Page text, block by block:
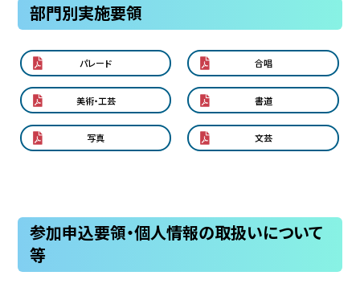
部門情報
生徒実行委員会
宿泊サポート
観光情報
部門別実施要領
パレード 合唱
美術・工芸 書道
写真 文芸
参加申込要領・個人情報の取扱いについて
等